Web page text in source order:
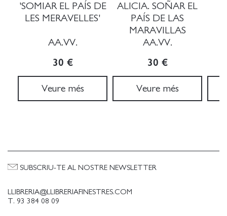
'SOMIAR EL PAÍS DE
LES MERAVELLES'
AA.VV.
30 €
Veure més
ALICIA. SOÑAR EL
PAÍS DE LAS
MARAVILLAS
AA.VV.
30 €
Veure més
LLIBRERIA@LLIBRERIAFINESTRES.COM
T. 93 384 08 09
SUBSCRIU-TE AL NOSTRE NEWSLETTER